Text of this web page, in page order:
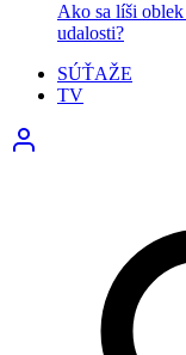
Ako sa líši oblek
udalosti?
SÚŤAŽE
TV